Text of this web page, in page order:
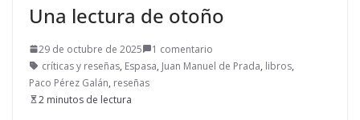
Una lectura de otoño
29 de octubre de 2025
1 comentario
críticas y reseñas, Espasa, Juan Manuel de Prada, libros,
Paco Pérez Galán, reseñas
2 minutos de lectura